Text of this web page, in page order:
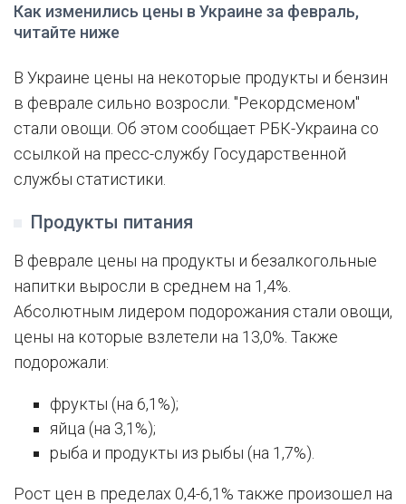
Как изменились цены в Украине за февраль,
читайте ниже
В Украине цены на некоторые продукты и бензин
в феврале сильно возросли. "Рекордсменом"
стали овощи. Об этом сообщает РБК-Украина со
ссылкой на пресс-службу Государственной
службы статистики.
Продукты питания
В феврале цены на продукты и безалкогольные
напитки выросли в среднем на 1,4%.
Абсолютным лидером подорожания стали овощи,
цены на которые взлетели на 13,0%. Также
подорожали:
фрукты (на 6,1%);
яйца (на 3,1%);
рыба и продукты из рыбы (на 1,7%).
Рост цен в пределах 0,4-6,1% также произошел на